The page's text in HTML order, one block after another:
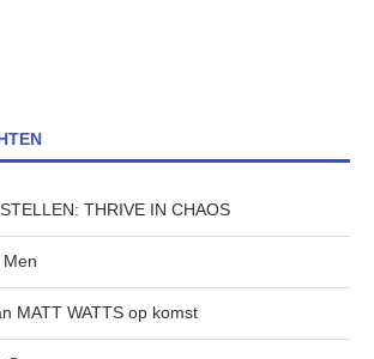
THRIVE IN CHAOS
MATT WATTS op komst